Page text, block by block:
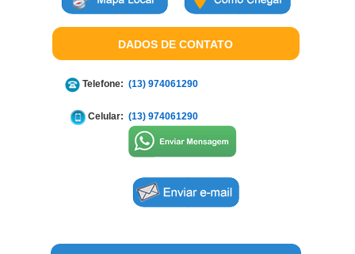
DADOS DE CONTATO
Telefone: (13) 974061290
Celular: (13) 974061290